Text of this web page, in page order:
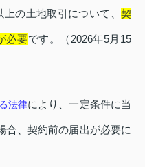
上の土地取引について、契
必要です。（2026年5月15
法律により、一定条件に当
合、契約前の届出が必要に